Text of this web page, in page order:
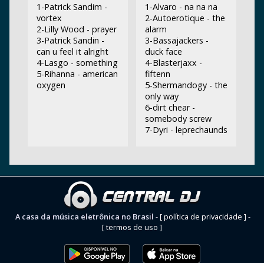
1-Patrick Sandim -
vortex
2-Lilly Wood - prayer
3-Patrick Sandin -
can u feel it alright
4-Lasgo - something
5-Rihanna - american
oxygen
1-Alvaro - na na na
2-Autoerotique - the
alarm
3-Bassajackers -
duck face
4-Blasterjaxx -
fiftenn
5-Shermandogy - the
only way
6-dirt chear -
somebody screw
7-Dyri - leprechaunds
A casa da música eletrônica no Brasil -[ política de privacidade ] -
[ termos de uso ]